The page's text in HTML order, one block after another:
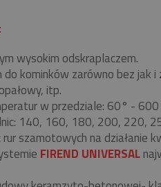
wysokim odskraplaczem.
do kominków zarówno bez
itp.
w przedziale: 60° -
140, 160, 180, 200, 220,
szamotowych na działanie
FIREND UNIVERSAL